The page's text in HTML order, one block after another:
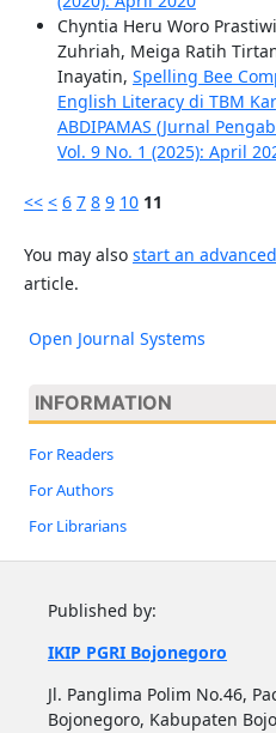
Chyntia Heru Woro
Zuhriah, Meiga Ratih
Inayatin, Spelling Bee
English Literacy di TBM
ABDIPAMAS (Jurnal
Vol. 9 No. 1 (2025): April
<< < 6 7 8 9 10 11
You may also start an
article.
Open Journal Systems
INFORMATION
For Readers
For Authors
For Librarians
Published by:
IKIP PGRI Bojonegoro
Jl. Panglima Polim No.46,
Bojonegoro, Kabupaten